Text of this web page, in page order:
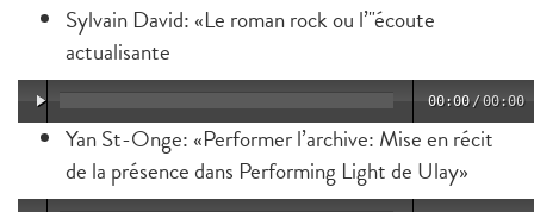
Sylvain David: «Le roman rock ou l’"écoute
actualisante
00:00 /00:00
Yan St-Onge: «Performer l’archive: Mise en récit
de la présence dans Performing Light de Ulay»